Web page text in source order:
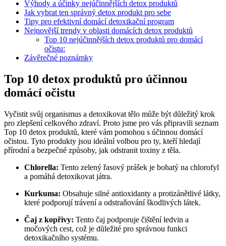
Výhody a účinky nejúčinnějších detox produktů
Jak vybrat ten správný detox produkt pro sebe
Tipy pro efektivní domácí detoxikační program
Nejnovější trendy v oblasti domácích detox produktů
Top 10 nejúčinnějších detox produktů pro domácí
očistu:
Závěrečné poznámky
Top 10 detox produktů pro účinnou
domácí očistu
Vyčistit svůj organismus a detoxikovat tělo může být důležitý krok
pro zlepšení celkového zdraví. Proto jsme pro vás připravili seznam
Top 10 detox produktů, které vám pomohou s účinnou domácí
očistou. Tyto produkty jsou ideální volbou pro ty, kteří hledají
přírodní a bezpečné způsoby, jak odstranit toxiny z těla.
Chlorella: Tento zelený řasový prášek je bohatý na chlorofyl
a pomáhá detoxikovat játra.
Kurkuma: Obsahuje silné antioxidanty a protizánětlivé látky,
které podporují trávení a odstraňování škodlivých látek.
Čaj z kopřivy: Tento čaj podporuje čištění ledvin a
močových cest, což je důležité pro správnou funkci
detoxikačního systému.